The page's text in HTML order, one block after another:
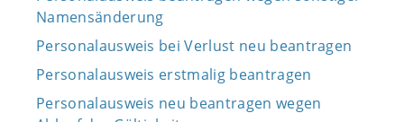
Namensänderung
Personalausweis bei Verlust neu beantragen
Personalausweis erstmalig beantragen
Personalausweis neu beantragen wegen